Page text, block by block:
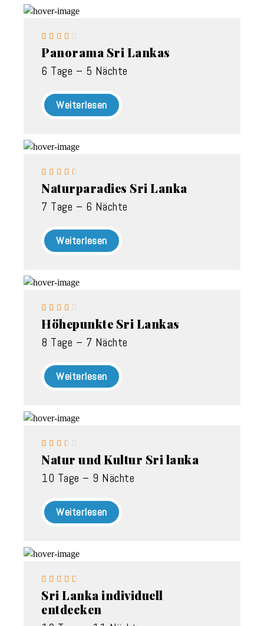
   
Panorama Sri Lankas
6 Tage – 5 Nächte
Weiterlesen
    
Naturparadies Sri Lanka
7 Tage – 6 Nächte
Weiterlesen
   
Höhepunkte Sri Lankas
8 Tage – 7 Nächte
Weiterlesen
   
Natur und Kultur Sri lanka
10 Tage – 9 Nächte
Weiterlesen
    
Sri Lanka individuell
entdecken